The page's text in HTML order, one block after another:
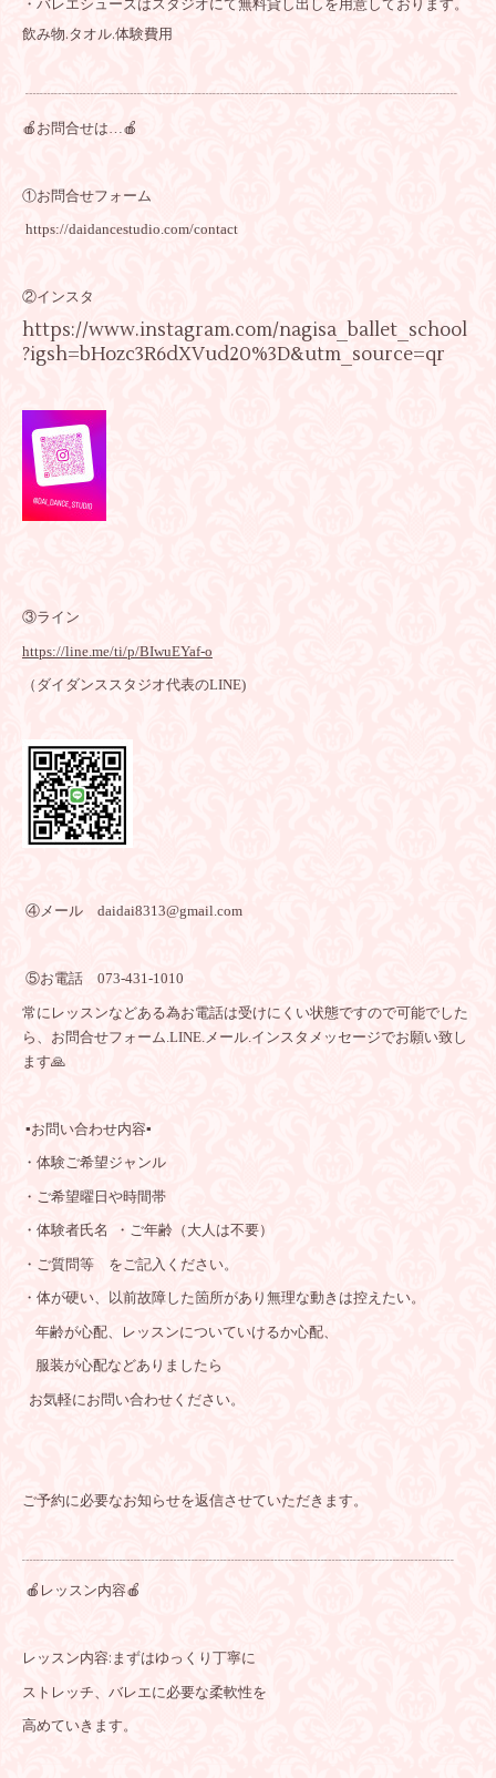
・バレエシューズはスタジオにて無料貸し出しを用意しております。
飲み物.タオル.体験費用
┈┈┈┈┈┈┈┈┈┈┈┈┈┈┈┈┈┈┈┈┈┈┈┈┈┈┈┈┈┈
🍎お問合せは…🍎
①お問合せフォーム
https://daidancestudio.com/contact
②インスタ
https://www.instagram.com/nagisa_ballet_school
?igsh=bHozc3R6dXVud20%3D&utm_source=qr
③ライン
https://line.me/ti/p/BIwuEYaf-o
（ダイダンススタジオ代表のLINE)
④メール daidai8313@gmail.com
⑤お電話 073-431-1010
常にレッスンなどある為お電話は受けにくい状態ですので可能でした
ら、お問合せフォーム.LINE.メール.インスタメッセージでお願い致し
ます🙏
▪️お問い合わせ内容▪️
・体験ご希望ジャンル
・ご希望曜日や時間帯
・体験者氏名 ・ご年齢（大人は不要）
・ご質問等 をご記入ください。
・体が硬い、以前故障した箇所があり無理な動きは控えたい。
年齢が心配、レッスンについていけるか心配、
服装が心配などありましたら
お気軽にお問い合わせください。
ご予約に必要なお知らせを返信させていただきます。
┈┈┈┈┈┈┈┈┈┈┈┈┈┈┈┈┈┈┈┈┈┈┈┈┈┈┈┈┈┈
🍎 レッスン内容🍎
レッスン内容:まずはゆっくり丁寧に
ストレッチ、バレエに必要な柔軟性を
高めていきます。